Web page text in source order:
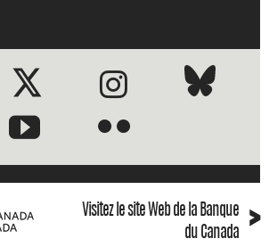
●●
Visitez le site Web de la Banque
du Canada
›